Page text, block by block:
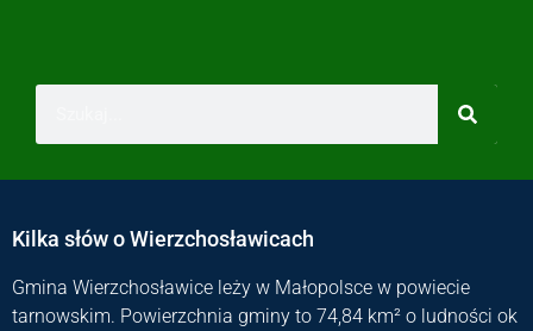
Kilka słów o Wierzchosławicach
Gmina Wierzchosławice leży w Małopolsce w powiecie
tarnowskim. Powierzchnia gminy to 74,84 km² o ludności ok